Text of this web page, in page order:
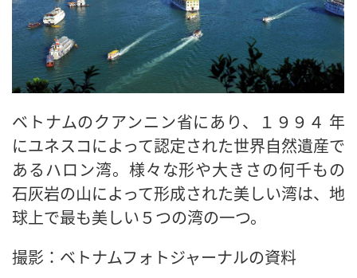
ベトナムのクアンニン省にあり、１９９４ 年
にユネスコによって認定された世界自然遺産で
あるハロン湾。様々な形や大きさの何千もの
石灰岩の山によって形成された美しい湾は、地
球上で最も美しい５つの湾の一つ。
撮影：ベトナムフォトジャーナルの資料